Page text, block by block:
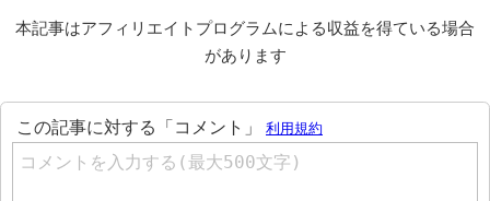
本記事はアフィリエイトプログラムによる収益を得ている場合
があります